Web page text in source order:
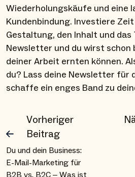
Wiederholungskäufe und eine
Kundenbindung. Investiere
Gestaltung, den Inhalt und das
Newsletter und du wirst schon
deiner Arbeit ernten können.
du? Lass deine Newsletter für
schaffe ein enges Band zu
Vorheriger
Beitrag
Du und dein Business:
E-Mail-Marketing für